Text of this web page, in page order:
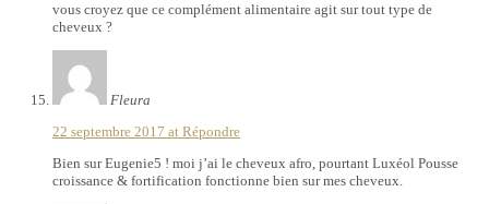
vous croyez que ce complément alimentaire agit sur tout type de
cheveux ?
Fleura
22 septembre 2017 at Répondre
Bien sur Eugenie5 ! moi j’ai le cheveux afro, pourtant Luxéol Pousse
croissance & fortification fonctionne bien sur mes cheveux.